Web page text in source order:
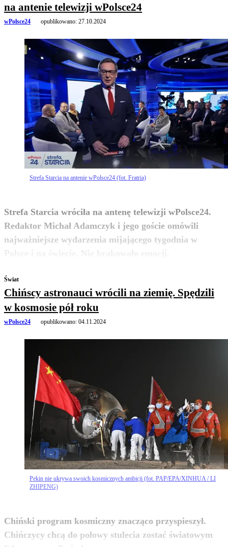
na antenie telewizji wPolsce24
wPolsce24 opublikowano: 27.10.2024
Strefa Starcia na antenie wPolsce24 (fot. Fratria)
Strefa Starcia wróciła na antenę telewizji wPolsce24.
Redaktor Michał Adamczyk i jego goście omówili
najważniejsze wydarzenia mijającego tygodnia w
Polsce i na świecie. Nie brakowało emocji.
zobacz więcej
Świat
Chińscy astronauci wrócili na ziemię. Spędzili
w kosmosie pół roku
wPolsce24 opublikowano: 04.11.2024
Pekin nie ukrywa swoich kosmicznych ambicji (fot. PAP/EPA/XINHUA / LI
ZHIPENG)
Chiński program kosmiczny znacząco przyspieszył.
Chińczycy chcą do połowy stulecia zostać światowym
zobacz więcej